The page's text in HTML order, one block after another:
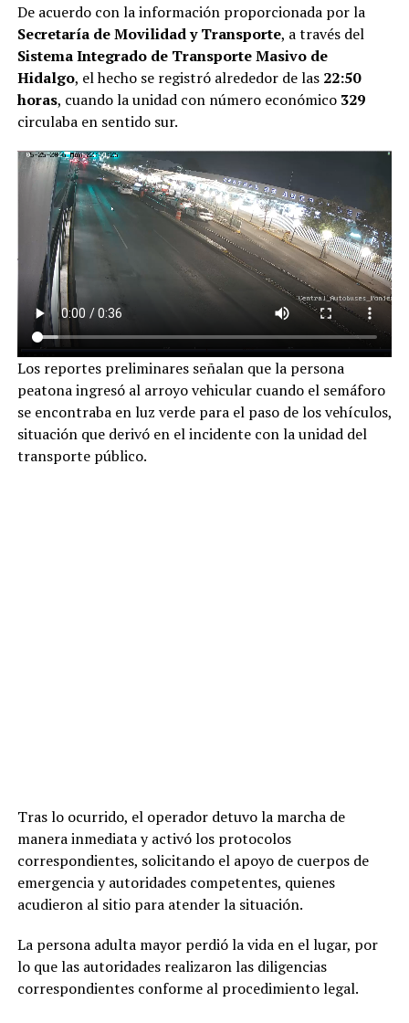
De acuerdo con la información proporcionada por la
Secretaría de Movilidad y Transporte, a través del
Sistema Integrado de Transporte Masivo de
Hidalgo, el hecho se registró alrededor de las 22:50
horas, cuando la unidad con número económico 329
circulaba en sentido sur.
Los reportes preliminares señalan que la persona
peatona ingresó al arroyo vehicular cuando el semáforo
se encontraba en luz verde para el paso de los vehículos,
situación que derivó en el incidente con la unidad del
transporte público.
Tras lo ocurrido, el operador detuvo la marcha de
manera inmediata y activó los protocolos
correspondientes, solicitando el apoyo de cuerpos de
emergencia y autoridades competentes, quienes
acudieron al sitio para atender la situación.
La persona adulta mayor perdió la vida en el lugar, por
lo que las autoridades realizaron las diligencias
correspondientes conforme al procedimiento legal.